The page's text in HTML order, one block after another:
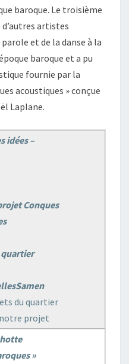
baroque. Le troisième
artistes
et de la danse à la
baroque et a pu
fournie par la
acoustiques » conçue
Laplane.
idées –
Conques
quartier
du quartier
projet
»